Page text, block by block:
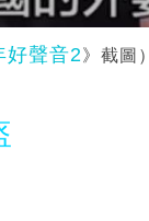
好聲音2》截圖）